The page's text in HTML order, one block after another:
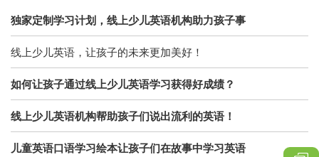
独家定制学习计划，线上少儿英语机构助力孩子事
线上少儿英语，让孩子的未来更加美好！
如何让孩子通过线上少儿英语学习获得好成绩？
线上少儿英语机构帮助孩子们说出流利的英语！
儿童英语口语学习绘本让孩子们在故事中学习英语